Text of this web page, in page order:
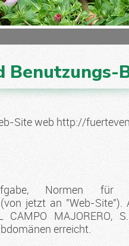
Benutzungs-
Site web http://
Normen für
(von jetzt an "Web-Site").
CAMPO
erreicht.